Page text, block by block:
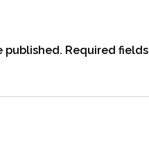
published. Required